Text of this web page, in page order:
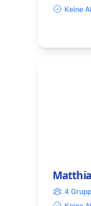
Keine
4